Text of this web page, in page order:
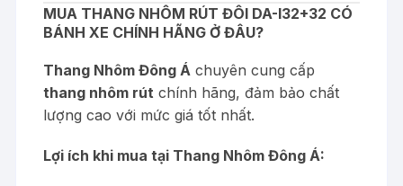
MUA THANG NHÔM RÚT ĐÔI DA-I32+32 CÓ
BÁNH XE CHÍNH HÃNG Ở ĐÂU?
Thang Nhôm Đông Á chuyên cung cấp
thang nhôm rút chính hãng, đảm bảo chất
lượng cao với mức giá tốt nhất.
Lợi ích khi mua tại Thang Nhôm Đông Á: